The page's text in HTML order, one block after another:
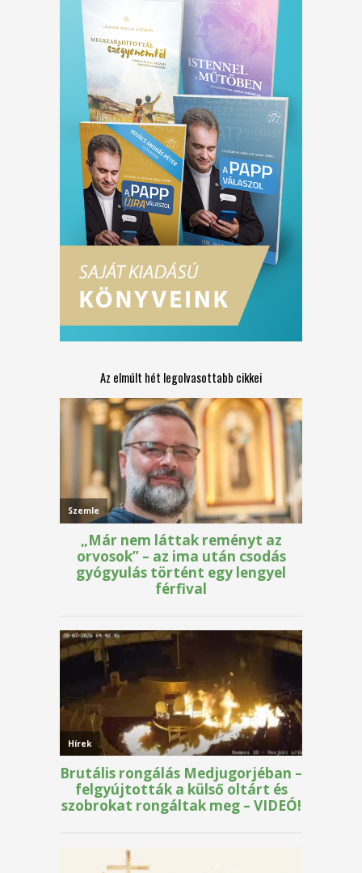
Az elmúlt hét legolvasottabb cikkei